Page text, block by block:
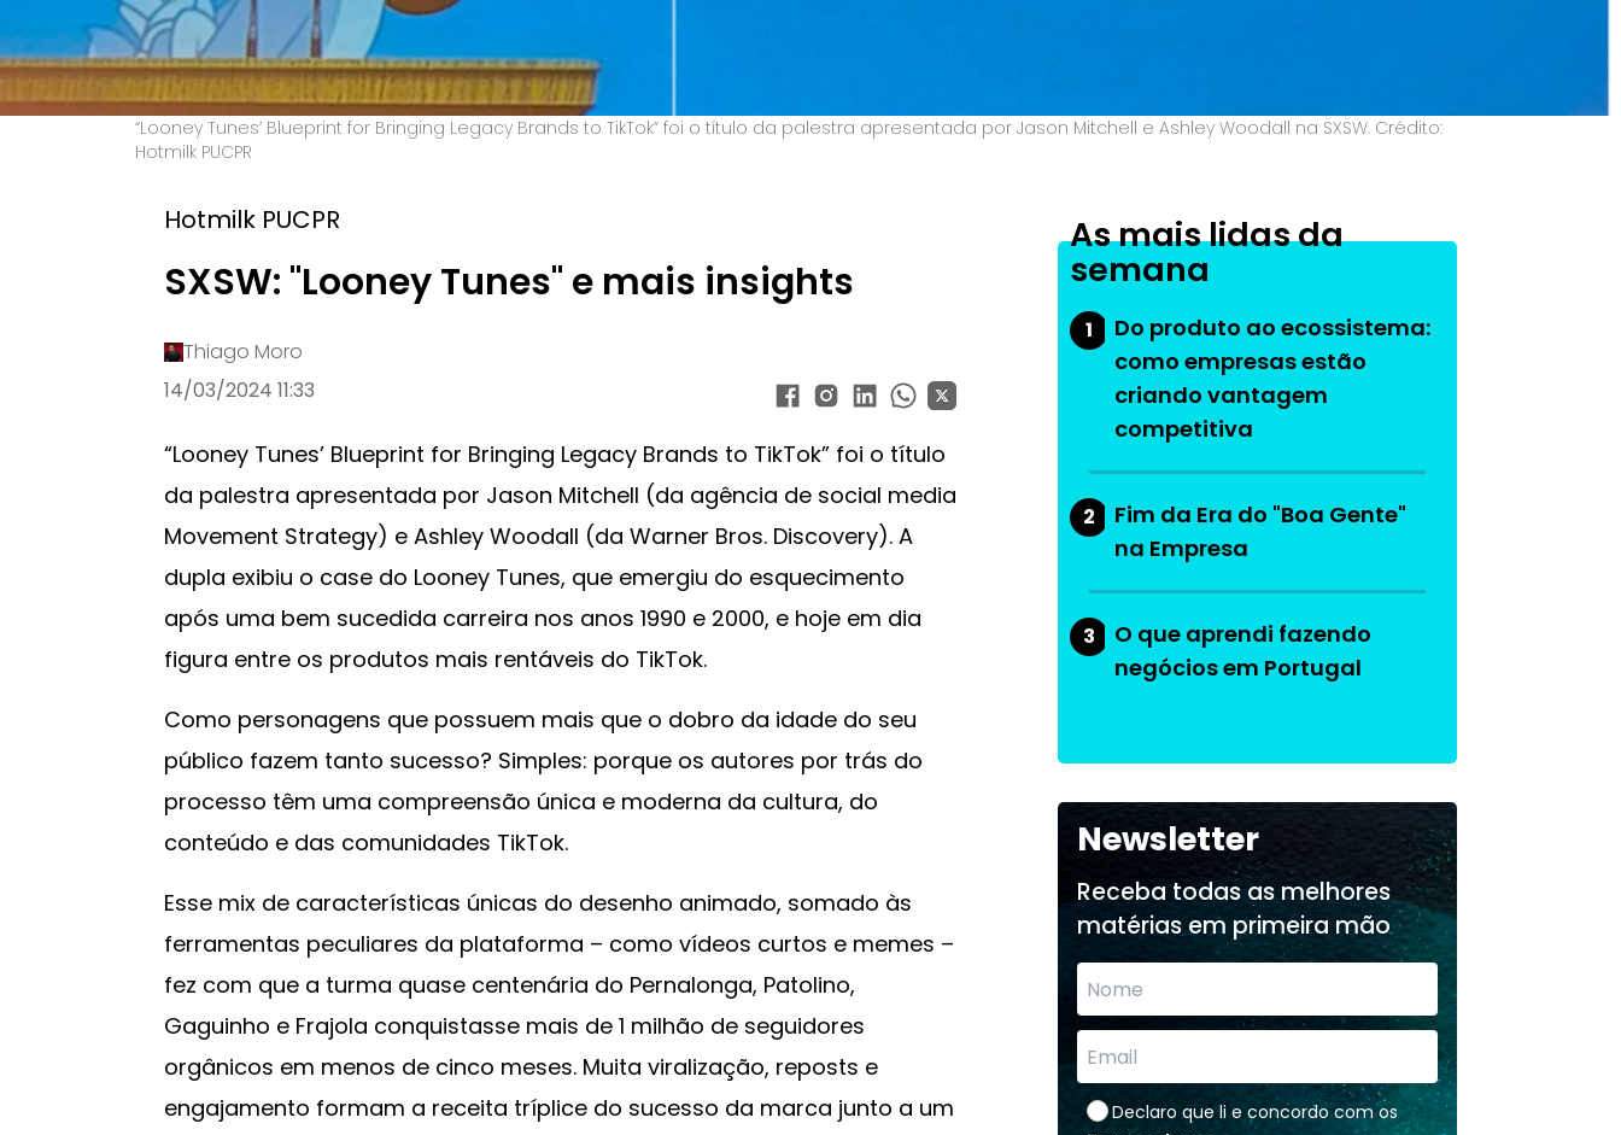
“Looney Tunes’ Blueprint for Bringing Legacy Brands to TikTok” foi o título da palestra apresentada por Jason Mitchell e Ashley Woodall na SXSW. Crédito:
Hotmilk PUCPR
Hotmilk PUCPR
SXSW: "Looney Tunes" e mais insights
Thiago Moro
14/03/2024 11:33
“Looney Tunes’ Blueprint for Bringing Legacy Brands to TikTok” foi o título
da palestra apresentada por Jason Mitchell (da agência de social media
Movement Strategy) e Ashley Woodall (da Warner Bros. Discovery). A
dupla exibiu o case do Looney Tunes, que emergiu do esquecimento
após uma bem sucedida carreira nos anos 1990 e 2000, e hoje em dia
figura entre os produtos mais rentáveis do TikTok.
Como personagens que possuem mais que o dobro da idade do seu
público fazem tanto sucesso? Simples: porque os autores por trás do
processo têm uma compreensão única e moderna da cultura, do
conteúdo e das comunidades TikTok.
Esse mix de características únicas do desenho animado, somado às
ferramentas peculiares da plataforma – como vídeos curtos e memes –
fez com que a turma quase centenária do Pernalonga, Patolino,
Gaguinho e Frajola conquistasse mais de 1 milhão de seguidores
orgânicos em menos de cinco meses. Muita viralização, reposts e
engajamento formam a receita tríplice do sucesso da marca junto a um
As mais lidas da
semana
1
Do produto ao ecossistema:
como empresas estão
criando vantagem
competitiva
2
Fim da Era do "Boa Gente"
na Empresa
3
O que aprendi fazendo
negócios em Portugal
Newsletter
Receba todas as melhores
matérias em primeira mão
Declaro que li e concordo com os